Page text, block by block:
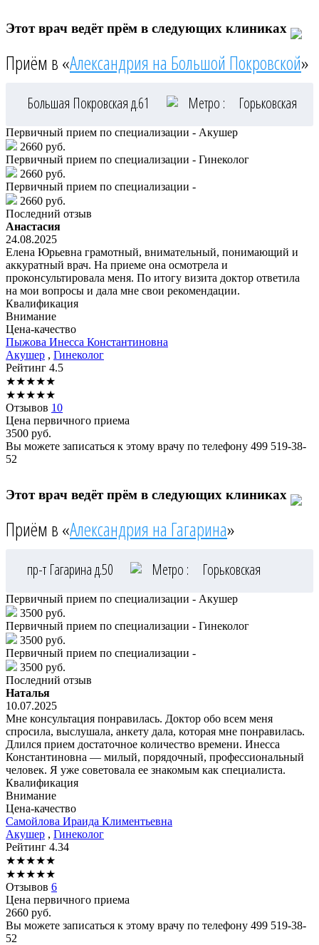
Этот врач ведёт прём в следующих клиниках
Приём в «Александрия на Большой Покровской»
Большая Покровская д.61 Метро : Горьковская
Первичный прием по специализации - Акушер
2660 руб.
Первичный прием по специализации - Гинеколог
2660 руб.
Первичный прием по специализации -
2660 руб.
Последний отзыв
Анастасия
24.08.2025
Елена Юрьевна грамотный, внимательный, понимающий и
аккуратный врач. На приеме она осмотрела и
проконсультировала меня. По итогу визита доктор ответила
на мои вопросы и дала мне свои рекомендации.
Квалификация
Внимание
Цена-качество
Пыжова Инесса Константиновна
Акушер , Гинеколог
Рейтинг 4.5
★★★★★
★★★★★
Отзывов 10
Цена первичного приема
3500 руб.
Вы можете записаться к этому врачу по телефону 499 519-38-
52
Этот врач ведёт прём в следующих клиниках
Приём в «Александрия на Гагарина»
пр-т Гагарина д.50 Метро : Горьковская
Первичный прием по специализации - Акушер
3500 руб.
Первичный прием по специализации - Гинеколог
3500 руб.
Первичный прием по специализации -
3500 руб.
Последний отзыв
Наталья
10.07.2025
Мне консультация понравилась. Доктор обо всем меня
спросила, выслушала, анкету дала, которая мне понравилась.
Длился прием достаточное количество времени. Инесса
Константиновна — милый, порядочный, профессиональный
человек. Я уже советовала ее знакомым как специалиста.
Квалификация
Внимание
Цена-качество
Самойлова Ираида Климентьевна
Акушер , Гинеколог
Рейтинг 4.34
★★★★★
★★★★★
Отзывов 6
Цена первичного приема
2660 руб.
Вы можете записаться к этому врачу по телефону 499 519-38-
52